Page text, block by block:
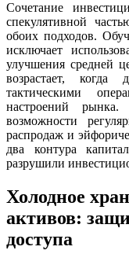
Сочетание
спекулятивной
обоих подходов.
исключает
улучшения средней
возрастает, когда
тактическими
настроений рынка.
возможности
распродаж и
два контура
разрушили
Холодное
активов:
доступа